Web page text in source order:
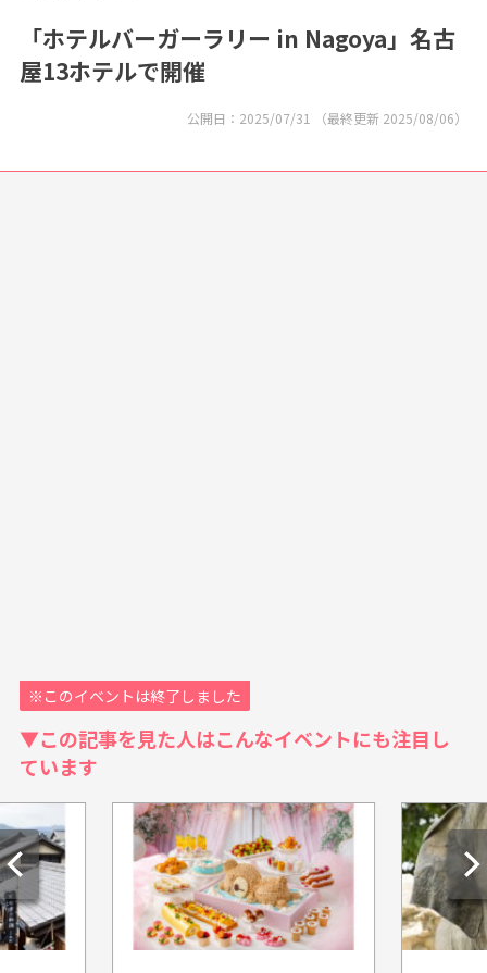
「ホテルバーガーラリー in Nagoya」名古
屋13ホテルで開催
公開日： 2025/07/31 （最終更新 2025/08/06）
※このイベントは終了しました
▼この記事を見た人はこんなイベントにも注目し
ています